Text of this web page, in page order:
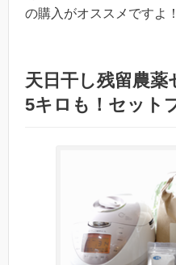
の購入がオススメですよ！
天日干し残留農薬
5キロも！セット